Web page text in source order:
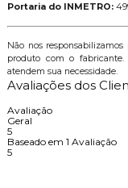
Portaria do INMETRO:
Não nos
produto com o fabricante.
atendem sua necessidade.
Avaliações dos
Avaliação
Geral
5
Baseado em 1 Avaliação
5